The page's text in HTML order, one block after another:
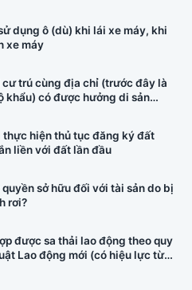
văn hóa, bảo lãnh nhà ở hình
lai, đấu thầu thuốc có hiệu
dụng ô (dù) khi lái xe máy, khi
xe máy
trú cùng địa chỉ (trước đây là
khẩu) có được hưởng di sản
thực hiện thủ tục đăng ký đất
liền với đất lần đầu
sở hữu đối với tài sản do bị
rơi?
được sa thải lao động theo quy
Lao động mới (có hiệu lực từ